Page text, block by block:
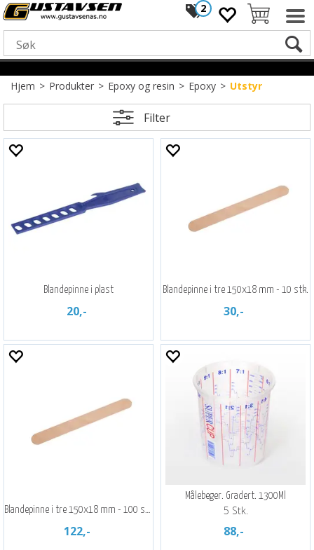
2
Hjem>Produkter>Epoxy og resin>Epoxy>Utstyr
Filter
Blandepinne i plast
20,-
Blandepinne i tre 150x18 mm - 10 stk.
30,-
Blandepinne i tre 150x18 mm - 100 stk.
122,-
Målebeger. Gradert. 1300Ml
5 Stk.
88,-